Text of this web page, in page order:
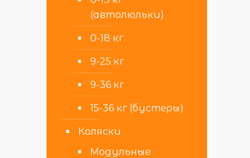
(автолюльки)
0-18 кг
9-25 кг
9-36 кг
15-36 кг (бустеры)
Коляски
Модульные